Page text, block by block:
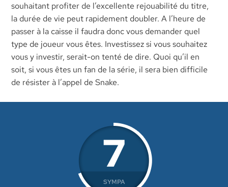
souhaitant profiter de l’excellente rejouabilité du titre,
la durée de vie peut rapidement doubler. A l’heure de
passer à la caisse il faudra donc vous demander quel
type de joueur vous êtes. Investissez si vous souhaitez
vous y investir, serait-on tenté de dire. Quoi qu’il en
soit, si vous êtes un fan de la série, il sera bien difficile
de résister à l’appel de Snake.
7
SYMPA